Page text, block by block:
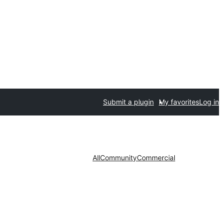
Submit a plugin My favoritesLog in
AllCommunityCommercial